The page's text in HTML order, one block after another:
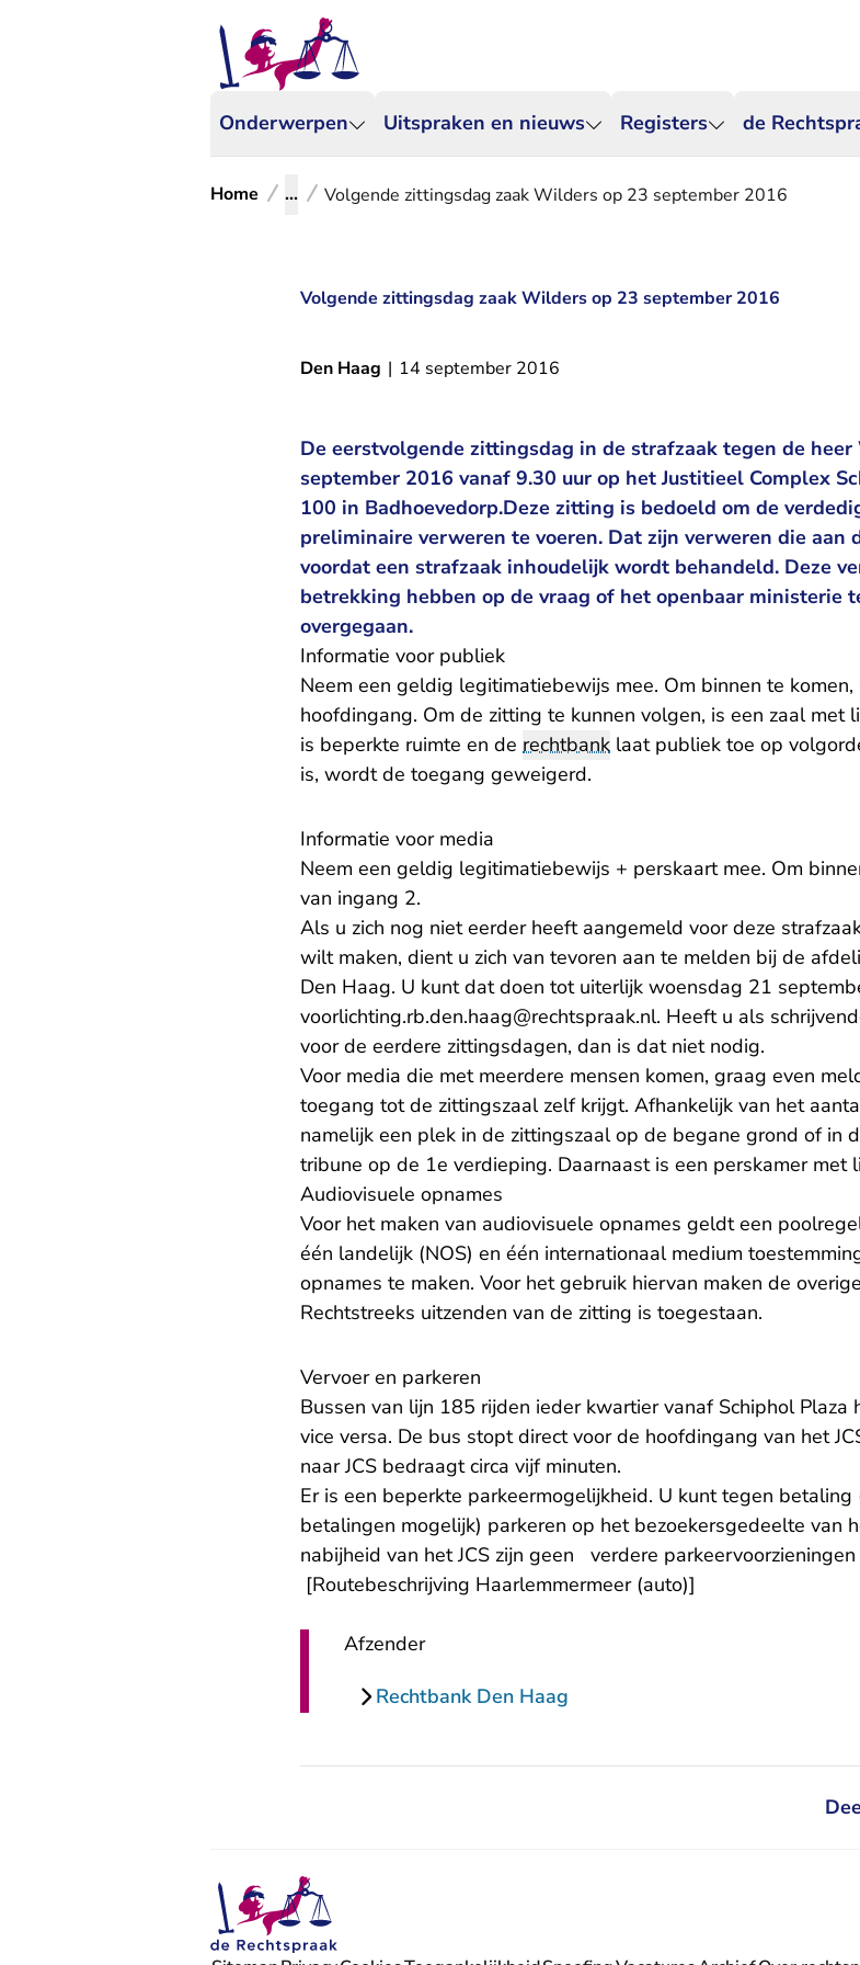
Onderwerpen Uitspraken en nieuws Registers de
Home ... Volgende zittingsdag zaak Wilders op 23 september 2016
Volgende zittingsdag zaak Wilders op 23 september 2016
Den Haag | 14 september 2016
De eerstvolgende zittingsdag in de strafzaak tegen de
september 2016 vanaf 9.30 uur op het Justitieel Complex
100 in Badhoevedorp.Deze zitting is bedoeld om de
preliminaire verweren te voeren. Dat zijn verweren die aan
voordat een strafzaak inhoudelijk wordt behandeld. Deze
betrekking hebben op de vraag of het openbaar ministerie
overgegaan.
Informatie voor publiek
Neem een geldig legitimatiebewijs mee. Om binnen te
hoofdingang. Om de zitting te kunnen volgen, is een zaal met
is beperkte ruimte en de rechtbank laat publiek toe op
is, wordt de toegang geweigerd.
Informatie voor media
Neem een geldig legitimatiebewijs + perskaart mee. Om
van ingang 2.
Als u zich nog niet eerder heeft aangemeld voor deze
wilt maken, dient u zich van tevoren aan te melden bij de
Den Haag. U kunt dat doen tot uiterlijk woensdag 21
voorlichting.rb.den.haag@rechtspraak.nl- U verlaat
. Heeft u als
voor de eerdere zittingsdagen, dan is dat niet nodig.
Voor media die met meerdere mensen komen, graag even
toegang tot de zittingszaal zelf krijgt. Afhankelijk van het
namelijk een plek in de zittingszaal op de begane grond of in
tribune op de 1e verdieping. Daarnaast is een perskamer met
Audiovisuele opnames
Voor het maken van audiovisuele opnames geldt een
één landelijk (NOS) en één internationaal medium
opnames te maken. Voor het gebruik hiervan maken de
Rechtstreeks uitzenden van de zitting is toegestaan.
Vervoer en parkeren
Bussen van lijn 185 rijden ieder kwartier vanaf Schiphol Plaza
vice versa. De bus stopt direct voor de hoofdingang van het
naar JCS bedraagt circa vijf minuten.
Er is een beperkte parkeermogelijkheid. U kunt tegen
betalingen mogelijk) parkeren op het bezoekersgedeelte van
nabijheid van het JCS zijn geen verdere
[Routebeschrijving Haarlemmermeer (auto)]
Afzender
Rechtbank Den Haag